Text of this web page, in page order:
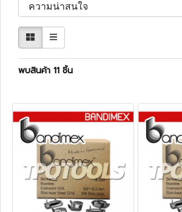
พบสินค้า 11 ชิ้น